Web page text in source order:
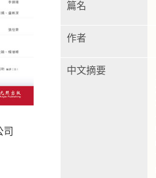
篇名
作者
中文摘要
司